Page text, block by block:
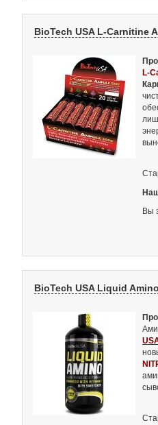
BioTech USA L-Carnitine
L-
Вы
BioTech USA Liquid